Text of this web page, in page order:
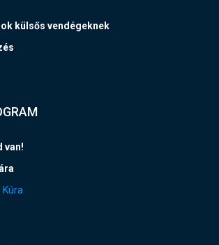
külsős vendégeknek
van!
Kúra